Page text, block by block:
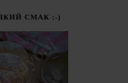
СМАК :-)